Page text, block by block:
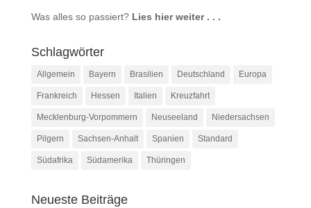
Was alles so passiert? Lies hier weiter . . .
Schlagwörter
Allgemein Bayern Brasilien Deutschland Europa
Frankreich Hessen Italien Kreuzfahrt
Mecklenburg-Vorpommern Neuseeland Niedersachsen
Pilgern Sachsen-Anhalt Spanien Standard
Südafrika Südamerika Thüringen
Neueste Beiträge